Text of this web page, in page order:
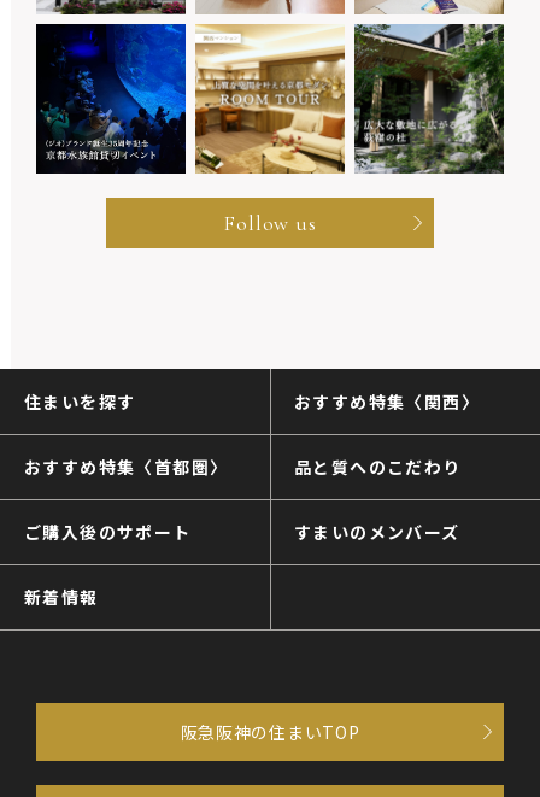
Follow us
住まいを探す おすすめ特集〈関西〉
おすすめ特集〈首都圏〉 品と質へのこだわり
ご購入後のサポート すまいのメンバーズ
新着情報
阪急阪神の住まいTOP